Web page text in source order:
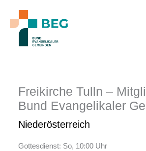
Inhalt
springen
Freikirche Tulln –
Bund Evangelikaler
Niederösterreich
Gottesdienst: So, 10:00 Uhr